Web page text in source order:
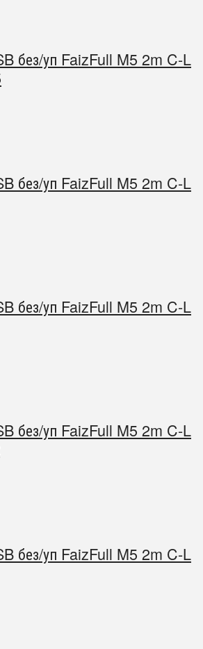
без/уп FaizFull M5 2m C-L
без/уп FaizFull M5 2m C-L
без/уп FaizFull M5 2m C-L
без/уп FaizFull M5 2m C-L
без/уп FaizFull M5 2m C-L